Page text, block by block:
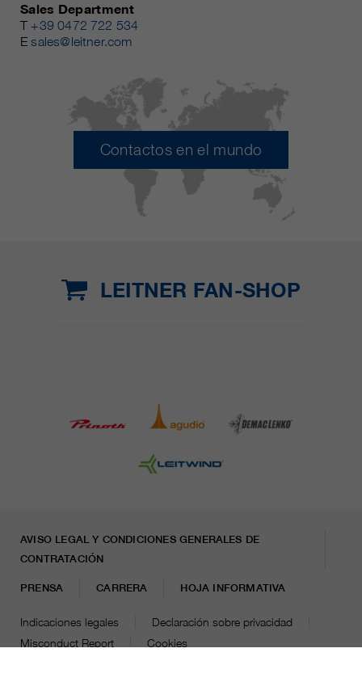
Sales Department
T +39 0472 722 534
Esales@leitner.com
Contactos en el mundo
LEITNER FAN-SHOP
AVISO LEGAL Y CONDICIONES GENERALES DE
CONTRATACIÓN
PRENSA CARRERA HOJA INFORMATIVA
Indicaciones legales
Declaración sobre privacidad
Misconduct Report
Cookies